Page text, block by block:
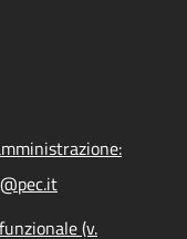
(v.